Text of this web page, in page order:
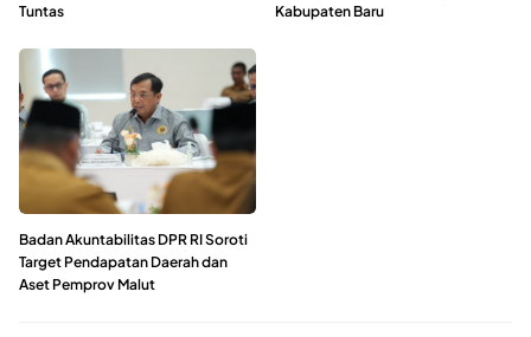
Tuntas
Kabupaten Baru
Badan Akuntabilitas DPR RI Soroti
Target Pendapatan Daerah dan
Aset Pemprov Malut